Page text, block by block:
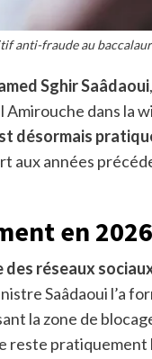
anti-fraude au
Sghir Saâdaoui
dans la
désormais
aux années
en 2026
réseaux
Saâdaoui l’a
la zone de
reste